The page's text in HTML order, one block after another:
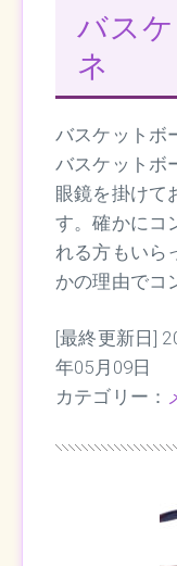
バス
ネ
バスケットボ
バスケットボ
眼鏡を掛けて
す。確かにコ
れる方もいら
かの理由でコ
[最終更新日]
年05月09日
カテゴリー：